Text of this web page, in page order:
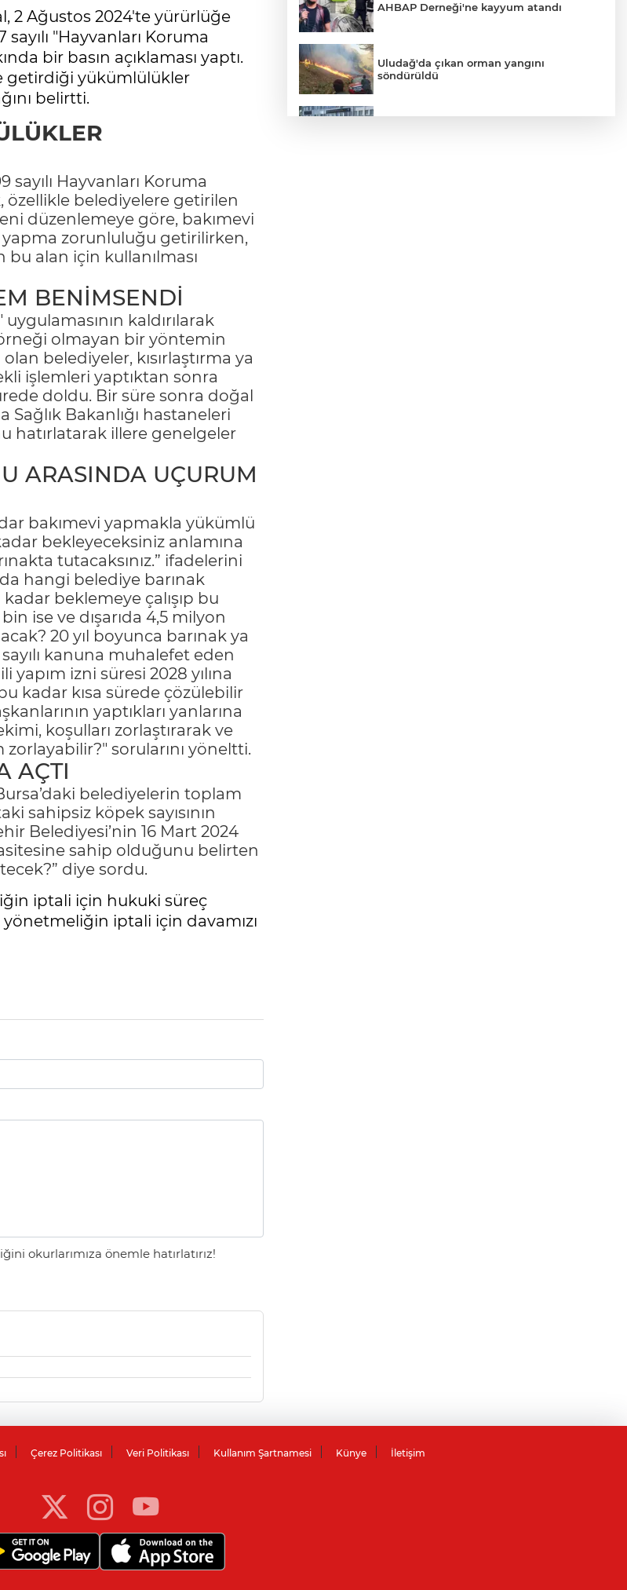
2 Ağustos 2024'te yürürlüğe
"Hayvanları Koruma
bir basın açıklaması yaptı.
getirdiği yükümlülükler
belirtti.
Hayvanları Koruma
özellikle belediyelere getirilen
düzenlemeye göre, bakımevi
yapma zorunluluğu getirilirken,
alan için kullanılması
BENİMSENDİ
kaldırılarak
olmayan bir yöntemin
belediyeler, kısırlaştırma ya
işlemleri yaptıktan sonra
doldu. Bir süre sonra doğal
Bakanlığı hastaneleri
hatırlatarak illere genelgeler
ARASINDA UÇURUM
bakımevi yapmakla yükümlü
bekleyeceksiniz anlamına
tutacaksınız.” ifadelerini
hangi belediye barınak
beklemeye çalışıp bu
ise ve dışarıda 4,5 milyon
20 yıl boyunca barınak ya
kanuna muhalefet eden
yapım izni süresi 2028 yılına
kadar kısa sürede çözülebilir
yaptıkları yanlarına
koşulları zorlaştırarak ve
sorularını yöneltti.
AÇTI
belediyelerin toplam
sahipsiz köpek sayısının
Belediyesi’nin 16 Mart 2024
sahip olduğunu belirten
diye sordu.
iptali için hukuki süreç
yönetmeliğin iptali için davamızı
okurlarımıza önemle hatırlatırız!
AHBAP Derneği'ne kayyum atandı
Uludağ'da çıkan orman yangını
söndürüldü
Çerez Politikası Veri Politikası Kullanım Şartnamesi Künye İletişim